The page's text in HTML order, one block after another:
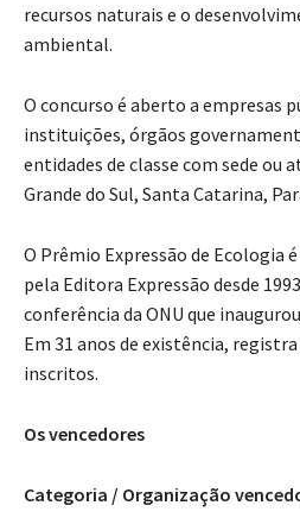
recursos naturais e o
ambiental.
O concurso é aberto a empresas
instituições, órgãos
entidades de classe com sede ou
Grande do Sul, Santa Catarina,
O Prêmio Expressão de Ecologia
pela Editora Expressão desde
conferência da ONU que
Em 31 anos de existência,
inscritos.
Os vencedores
Categoria / Organização